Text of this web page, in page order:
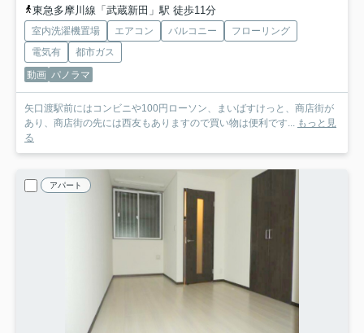
東急多摩川線「武蔵新田」駅 徒歩11分
室内洗濯機置場 エアコン バルコニー
フローリング
電気有
都市ガス
動画 パノラマ
矢口渡駅前にはコンビニや100円ローソン、まいばすけっと、商店街が
あり、商店街の先には西友もありますので買い物は便利です... もっと見
る
アパート